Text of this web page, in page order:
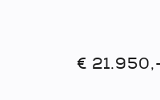
€